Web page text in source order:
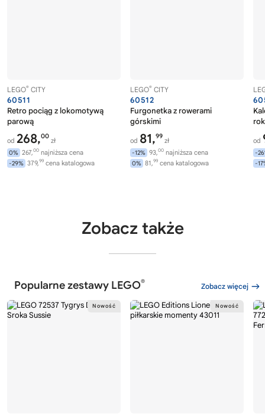
LEGO® CITY
60511
Retro pociąg z lokomotywą
parową
od 268,00
zł
0% 267,00 najniższa cena
-29% 379,99 cena katalogowa
LEGO® CITY
60512
Furgonetka z rowerami
górskimi
od 81,99
zł
-12% 93,00 najniższa cena
0% 81,99 cena katalogowa
rok
od
-
-
Zobacz także
Popularne zestawy LEGO® Zobacz więcej